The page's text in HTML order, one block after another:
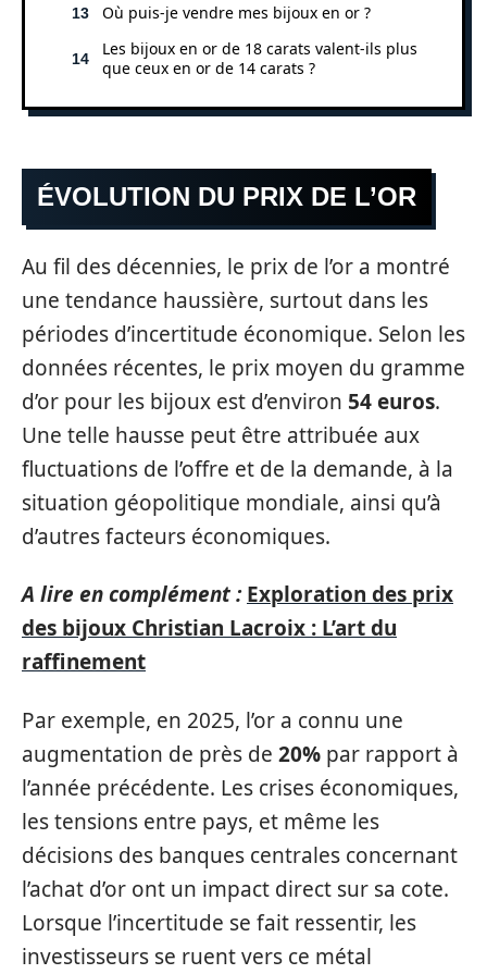
Où puis-je vendre mes bijoux en or ?
Les bijoux en or de 18 carats valent-ils plus
que ceux en or de 14 carats ?
ÉVOLUTION DU PRIX DE L’OR
Au fil des décennies, le prix de l’or a montré
une tendance haussière, surtout dans les
périodes d’incertitude économique. Selon les
données récentes, le prix moyen du gramme
d’or pour les bijoux est d’environ 54 euros.
Une telle hausse peut être attribuée aux
fluctuations de l’offre et de la demande, à la
situation géopolitique mondiale, ainsi qu’à
d’autres facteurs économiques.
A lire en complément : Exploration des prix
des bijoux Christian Lacroix : L’art du
raffinement
Par exemple, en 2025, l’or a connu une
augmentation de près de 20% par rapport à
l’année précédente. Les crises économiques,
les tensions entre pays, et même les
décisions des banques centrales concernant
l’achat d’or ont un impact direct sur sa cote.
Lorsque l’incertitude se fait ressentir, les
investisseurs se ruent vers ce métal